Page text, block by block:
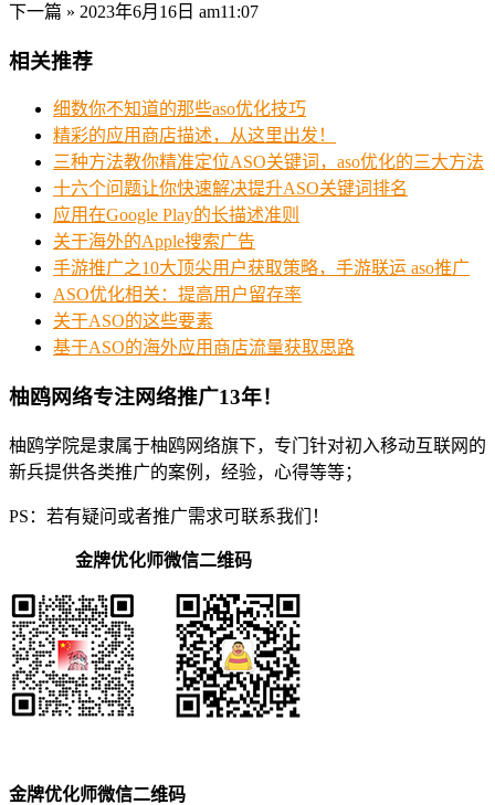
下一篇 » 2023年6月16日 am11:07
相关推荐
细数你不知道的那些aso优化技巧
精彩的应用商店描述，从这里出发！
三种方法教你精准定位ASO关键词，aso优化的三大方法
十六个问题让你快速解决提升ASO关键词排名
应用在Google Play的长描述准则
关于海外的Apple搜索广告
手游推广之10大顶尖用户获取策略，手游联运 aso推广
ASO优化相关：提高用户留存率
关于ASO的这些要素
基于ASO的海外应用商店流量获取思路
柚鸥网络专注网络推广13年！
柚鸥学院是隶属于柚鸥网络旗下，专门针对初入移动互联网的
新兵提供各类推广的案例，经验，心得等等；
PS：若有疑问或者推广需求可联系我们！
金牌优化师微信二维码
金牌优化师微信二维码